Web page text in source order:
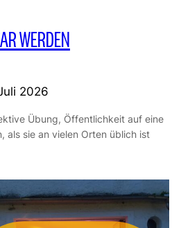
WERDEN
2026
Übung, Öffentlichkeit auf eine
als sie an vielen Orten üblich ist